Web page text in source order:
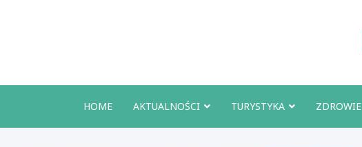
HOME AKTUALNOŚCI TURYSTYKA ZDROWIE